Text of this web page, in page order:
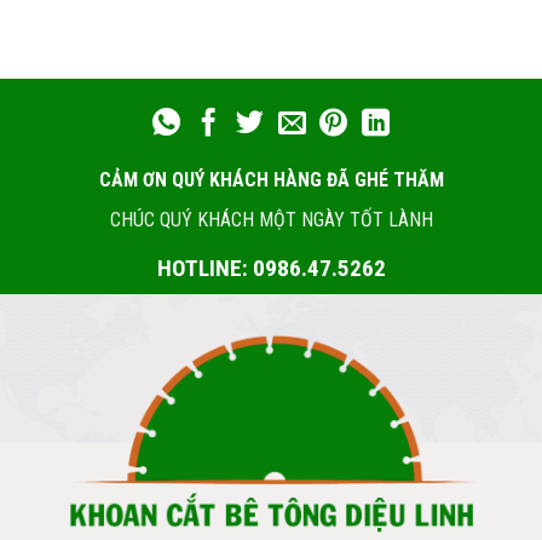
CẢM ƠN QUÝ KHÁCH HÀNG ĐÃ GHÉ THĂM
CHÚC QUÝ KHÁCH MỘT NGÀY TỐT LÀNH
HOTLINE: 0986.47.5262